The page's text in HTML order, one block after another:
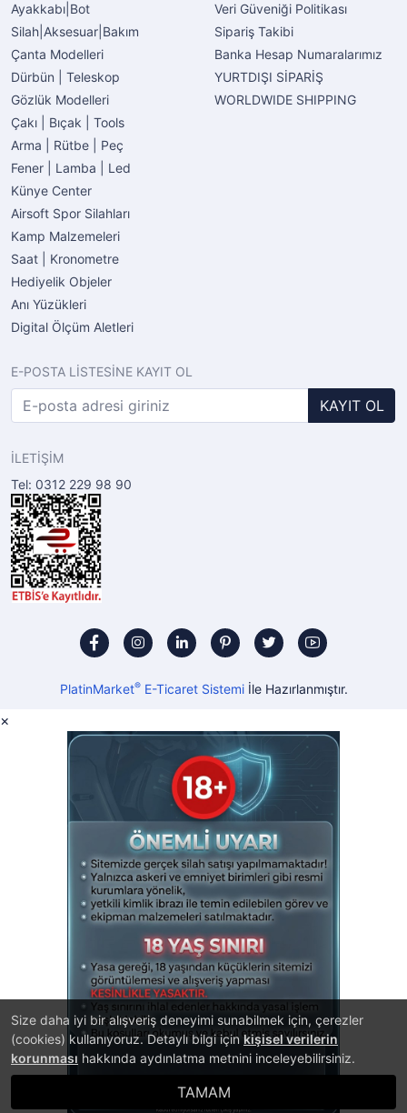
Size daha iyi bir alışveriş deneyimi sunabilmek için, çerezler
(cookies) kullanıyoruz. Detaylı bilgi için kişisel verilerin
korunması hakkında aydınlatma metnini inceleyebilirsiniz.
TAMAM
Ayakkabı|Bot
Silah|Aksesuar|Bakım
Çanta Modelleri
Dürbün | Teleskop
Gözlük Modelleri
Çakı | Bıçak | Tools
Arma | Rütbe | Peç
Fener | Lamba | Led
Künye Center
Airsoft Spor Silahları
Kamp Malzemeleri
Saat | Kronometre
Hediyelik Objeler
Anı Yüzükleri
Digital Ölçüm Aletleri
Veri Güveniği Politikası
Sipariş Takibi
Banka Hesap Numaralarımız
YURTDIŞI SİPARİŞ
WORLDWIDE SHIPPING
E-POSTA LİSTESİNE KAYIT OL
KAYIT OL
İLETİŞİM
Tel: 0312 229 98 90
PlatinMarket®E-Ticaret Sistemiİle Hazırlanmıştır.
×